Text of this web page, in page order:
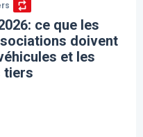
ce que les
doivent
et les
tiers